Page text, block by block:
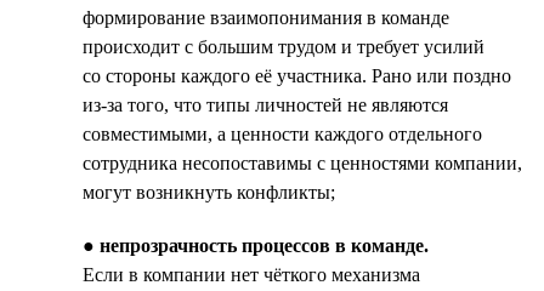
формирование взаимопонимания в команде
происходит с большим трудом и требует усилий
со стороны каждого её участника. Рано или поздно
из-за того, что типы личностей не являются
совместимыми, а ценности каждого отдельного
сотрудника несопоставимы с ценностями компании,
могут возникнуть конфликты;
● непрозрачность процессов в команде.
Если в компании нет чёткого механизма